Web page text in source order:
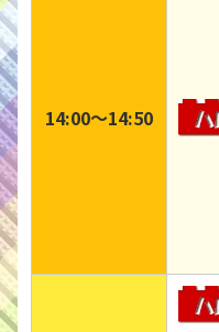
14:00〜14:50